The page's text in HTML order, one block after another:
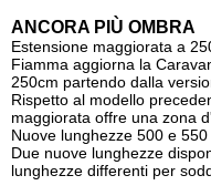
ANCORA PIÙ OMBRA
Estensione maggiorata a
Fiamma aggiorna la
250cm partendo dalla
Rispetto al modello
maggiorata offre una zona
Nuove lunghezze 500 e 550
Due nuove lunghezze
lunghezze differenti per